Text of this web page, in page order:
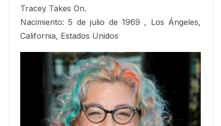
Tracey Takes On.
Nacimiento: 5 de julio de 1969 , Los Ángeles,
California, Estados Unidos